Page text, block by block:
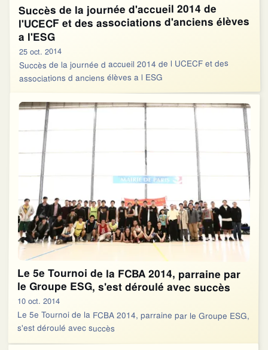
Succès de la journée d'accueil 2014 de
l'UCECF et des associations d'anciens élèves
a l'ESG
25 oct. 2014
Succès de la journée d accueil 2014 de l UCECF et des
associations d anciens élèves a l ESG
Le 5e Tournoi de la FCBA 2014, parraine par
le Groupe ESG, s'est déroulé avec succès
10 oct. 2014
Le 5e Tournoi de la FCBA 2014, parraine par le Groupe ESG,
s'est déroulé avec succès